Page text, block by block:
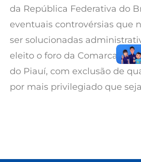
da República Federativa do
eventuais controvérsias que
ser solucionadas
eleito o foro da Comarca de
do Piauí, com exclusão de
por mais privilegiado que